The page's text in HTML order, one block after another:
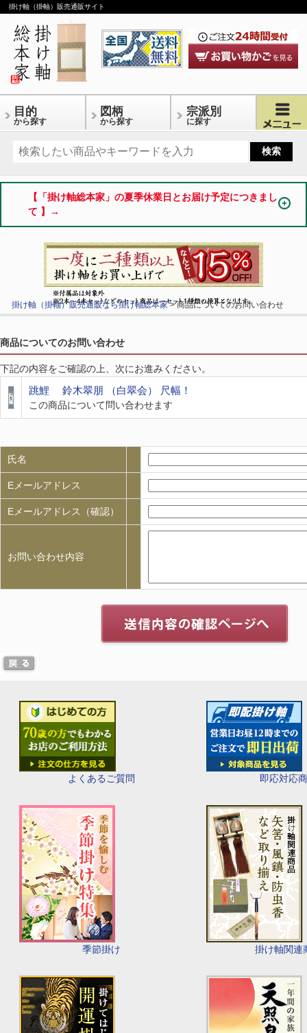
掛け軸（掛軸）販売通販サイト
目的
から探す
図柄
から探す
宗派別
に探す
【「掛け軸総本家」の夏季休業日とお届け予定につきまし
て 】→
よくあるご質問 即応対応
季節掛け 掛け軸関連
掛け軸（掛軸）販売通販なら掛け軸総本家> 商品についてのお問い合わせ
商品についてのお問い合わせ
下記の内容をご確認の上、次にお進みください。
跳鯉 鈴木翠朋 （白翠会） 尺幅！
この商品について問い合わせます
氏名
Eメールアドレス
Eメールアドレス（確認）
お問い合わせ内容